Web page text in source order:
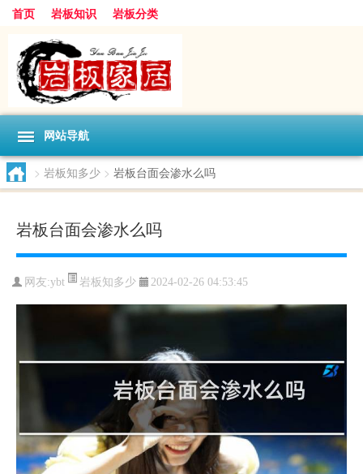
首页 岩板知识 岩板分类
网站导航
> 岩板知多少 > 岩板台面会渗水么吗
岩板台面会渗水么吗
网友:ybt 岩板知多少 2024-02-26 04:53:45